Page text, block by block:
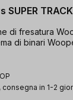
di fresatura
di binari
consegna in 1-2